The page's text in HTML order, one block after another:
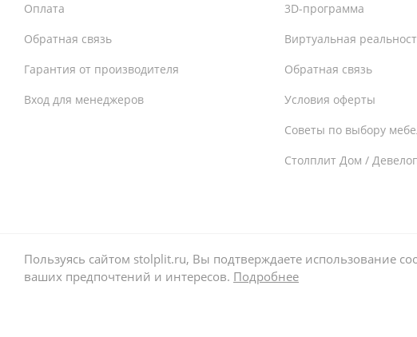
Пользуясь сайтом stolplit.ru, Вы подтверждаете использование
ваших предпочтений и интересов. Подробнее
Оплата
Обратная связь
Гарантия от производителя
Вход для менеджеров
3D-программа
Виртуальная
Обратная связь
Условия оферты
Советы по выбору
Столплит Дом /